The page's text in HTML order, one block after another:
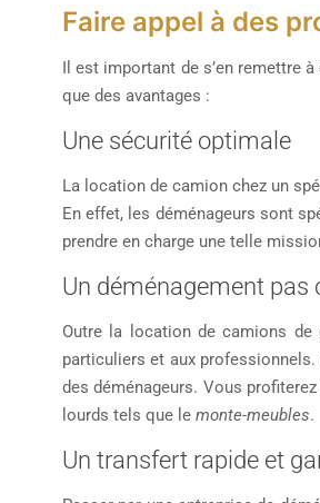
Faire appel à des
Il est important de s’en remettre
que des avantages :
Une sécurité optimale
La location de camion chez un
En effet, les déménageurs sont
prendre en charge une telle
Un déménagement pas
Outre la location de camions de
particuliers et aux professionnels.
des déménageurs. Vous
lourds tels que le monte-meubles.
Un transfert rapide et